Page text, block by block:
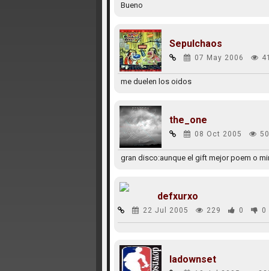
Bueno
Sepulchaos
07 May 2006
me duelen los oidos
the_one
08 Oct 2005
gran disco:aunque el gift mejor poem o
defxurxo
22 Jul 2005 229 0 0
ladownset